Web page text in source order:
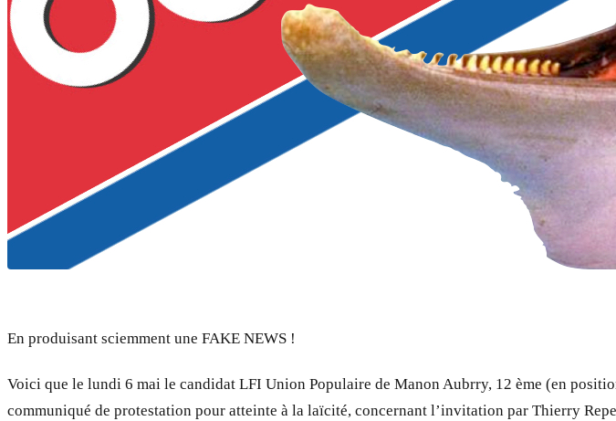
En produisant sciemment une FAKE NEWS !
Voici que le lundi 6 mai le candidat LFI Union Populaire de Manon Aubrry, 12 ème (en
communiqué de protestation pour atteinte à la laïcité, concernant l’invitation par Thierry